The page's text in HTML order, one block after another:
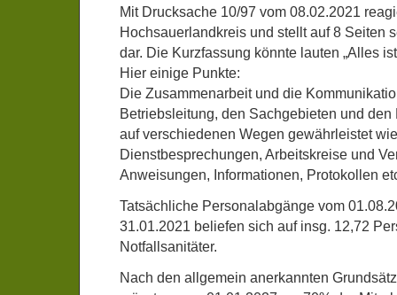
Mit Drucksache 10/97 vom 08.02.2021
Hochsauerlandkreis und stellt auf 8 Seiten
dar. Die Kurzfassung könnte lauten „Alles ist
Hier einige Punkte:
Die Zusammenarbeit und die
Betriebsleitung, den Sachgebieten und
auf verschiedenen Wegen gewährleistet
Dienstbesprechungen, Arbeitskreise und
Anweisungen, Informationen, Protokollen
Tatsächliche Personalabgänge vom
31.01.2021 beliefen sich auf insg. 12,72
Notfallsanitäter.
Nach den allgemein anerkannten